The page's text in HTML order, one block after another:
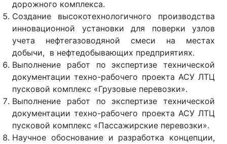
дорожного комплекса.
Создание высокотехнологичного производства
инновационной установки для поверки узлов
учета нефтегазоводяной смеси на местах
добычи, в нефтедобывающих предприятиях.
Выполнение работ по экспертизе технической
документации техно-рабочего проекта АСУ ЛТЦ
пусковой комплекс «Грузовые перевозки».
Выполнение работ по экспертизе технической
документации техно-рабочего проекта АСУ ЛТЦ
пусковой комплекс «Пассажирские перевозки».
Научное обоснование и разработка концепции,